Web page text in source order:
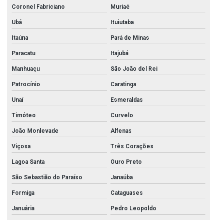
Flanges e conexões aço carbono
Fornecedor de chapas de aço
Industria de tubos de aço inox
Kit polimento inox
Mangueira incêndio
Mangueira incêndio 1 1 2
Mangueira incêndio 2 1 2
Mangueira incêndio tipo 1
Niple galvanizado 2
Niple galvanizado 2 1 2
Niple galvanizado 2 polegada
Coronel Fabriciano Muriaé
Ubá Ituiutaba
Itaúna Pará de Minas
Paracatu Itajubá
Manhuaçu São João del Rei
Patrocínio Caratinga
Unaí Esmeraldas
Timóteo Curvelo
João Monlevade Alfenas
Viçosa Três Corações
Lagoa Santa Ouro Preto
São Sebastião do Paraíso Janaúba
Formiga Cataguases
Januária Pedro Leopoldo